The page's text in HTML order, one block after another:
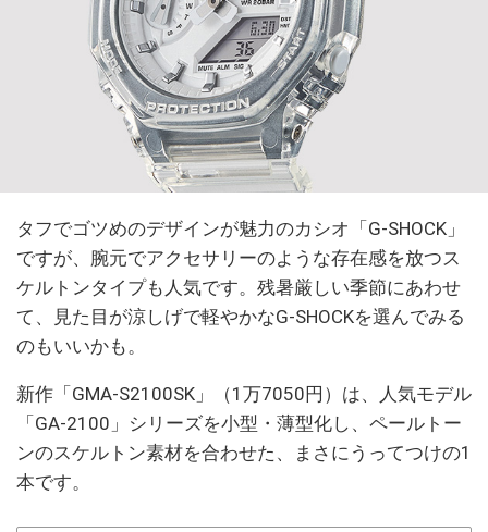
タフでゴツめのデザインが魅力のカシオ「G-SHOCK」
ですが、腕元でアクセサリーのような存在感を放つス
ケルトンタイプも人気です。残暑厳しい季節にあわせ
て、見た目が涼しげで軽やかなG-SHOCKを選んでみる
のもいいかも。
新作「GMA-S2100SK」（1万7050円）は、人気モデル
「GA-2100」シリーズを小型・薄型化し、ペールトー
ンのスケルトン素材を合わせた、まさにうってつけの1
本です。